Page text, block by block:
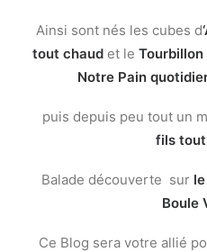
Ainsi sont nés les cubes d
tout chaud et le Tourbillon
Notre Pain
puis depuis peu tout un
fils
Balade découverte sur
Boule
Ce Blog sera votre allié